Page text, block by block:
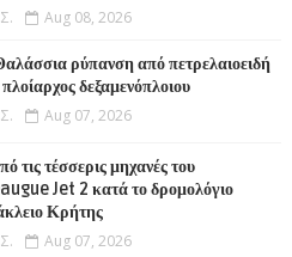
Aug 08, 2026
ρύπανση από πετρελαιοειδή
δεξαμενόπλοιου
Aug 07, 2026
τις τέσσερις μηχανές του
Jet 2 κατά το δρομολόγιο
Κρήτης
Aug 07, 2026